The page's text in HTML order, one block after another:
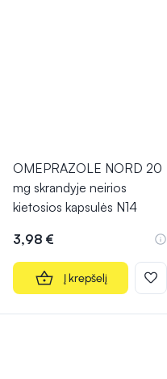
OMEPRAZOLE NORD 20
mg skrandyje neirios
kietosios kapsulės N14
3,98 €
Į krepšelį